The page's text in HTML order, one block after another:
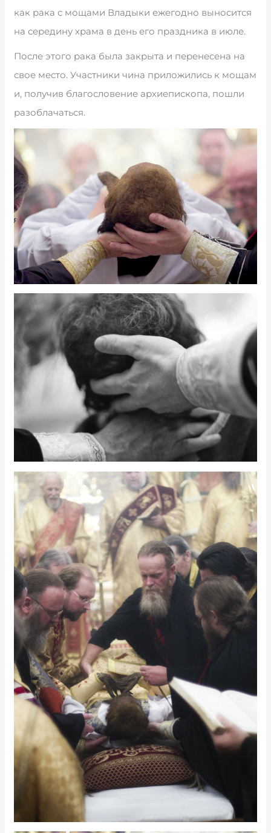
как рака с мощами Владыки ежегодно выносится
на середину храма в день его праздника в июле.
После этого рака была закрыта и перенесена на
свое место. Участники чина приложились к мощам
и, получив благословение архиепископа, пошли
разоблачаться.